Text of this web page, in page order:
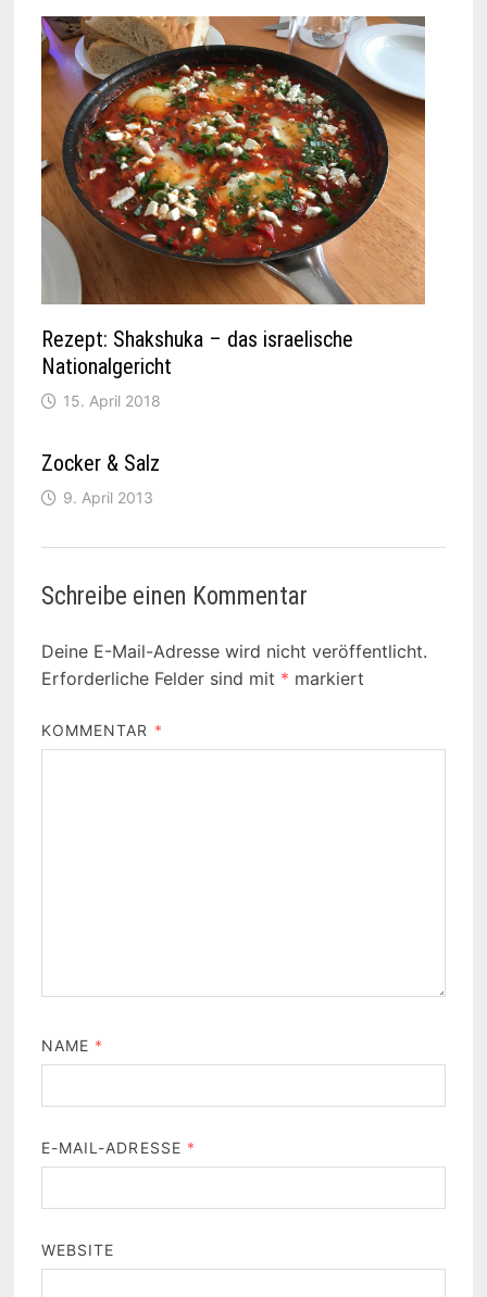
Rezept: Shakshuka – das israelische
Nationalgericht
15. April 2018
Zocker & Salz
9. April 2013
Schreibe einen Kommentar
Deine E-Mail-Adresse wird nicht veröffentlicht.
Erforderliche Felder sind mit * markiert
KOMMENTAR *
NAME *
E-MAIL-ADRESSE *
WEBSITE